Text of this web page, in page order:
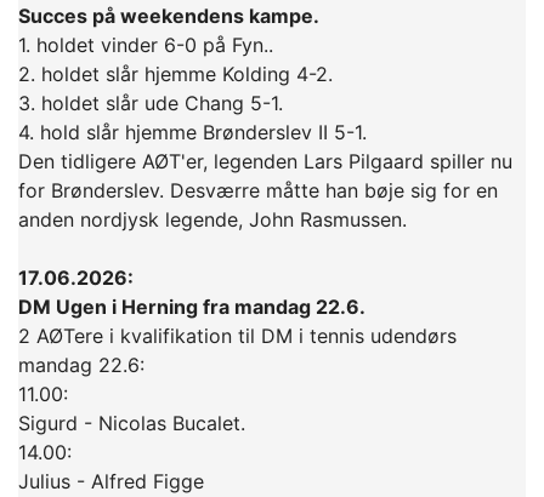
Succes på weekendens kampe.
1. holdet vinder 6-0 på Fyn..
2. holdet slår hjemme Kolding 4-2.
3. holdet slår ude Chang 5-1.
4. hold slår hjemme Brønderslev II 5-1.
Den tidligere AØT'er, legenden Lars Pilgaard spiller nu
for Brønderslev. Desværre måtte han bøje sig for en
anden nordjysk legende, John Rasmussen.
17.06.2026:
DM Ugen i Herning fra mandag 22.6.
2 AØTere i kvalifikation til DM i tennis udendørs
mandag 22.6:
11.00:
Sigurd - Nicolas Bucalet.
14.00:
Julius - Alfred Figge